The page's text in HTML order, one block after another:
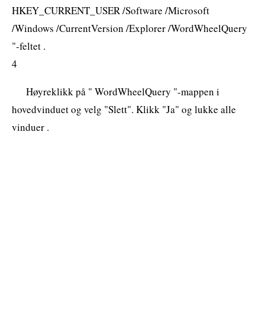
HKEY_CURRENT_USER /Software /Microsoft
/Windows /CurrentVersion /Explorer /WordWheelQuery
"-feltet .
4
Høyreklikk på " WordWheelQuery "-mappen i
hovedvinduet og velg "Slett". Klikk "Ja" og lukke alle
vinduer .